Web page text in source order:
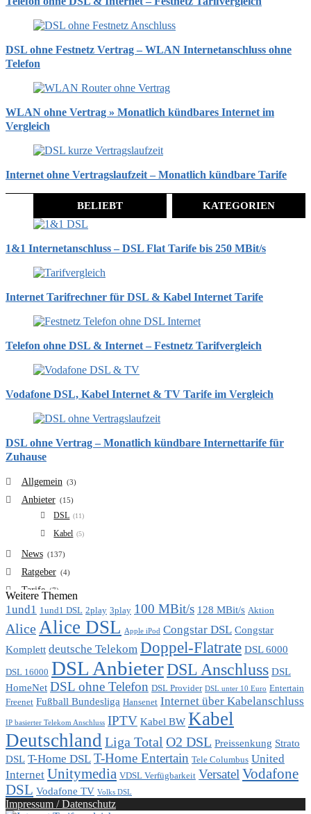
DSL ohne Festnetz Vertrag – WLAN Internetanschluss ohne
Telefon
WLAN ohne Vertrag » Monatlich kündbares Internet im
Vergleich
Internet ohne Vertragslaufzeit – Monatlich kündbare Tarife
BELIEBT KATEGORIEN
1&1 Internetanschluss – DSL Flat Tarife bis 250 MBit/s
Internet Tarifrechner für DSL & Kabel Internet Tarife
Telefon ohne DSL & Internet – Festnetz Tarifvergleich
Vodafone DSL, Kabel Internet & TV Tarife im Vergleich
DSL ohne Vertrag – Monatlich kündbare Internettarife für
Zuhause
Allgemein (3)
Anbieter (15)
DSL (11)
Kabel (5)
News (137)
Ratgeber (4)
Tarife (7)
VDSL (6)
Vergleich (7)
Weitere Themen
1und1 1und1 DSL 2play 3play 100 MBit/s 128 MBit/s Aktion
AliceAlice DSL Apple iPod Congstar DSL Congstar
Komplett deutsche Telekom Doppel-Flatrate DSL 6000
DSL 16000 DSL AnbieterDSL Anschluss DSL
HomeNet DSL ohne Telefon DSL Provider DSL unter 10 Euro Entertain
Freenet Fußball Bundesliga Hansenet Internet über Kabelanschluss
IP basierter Telekom Anschluss IPTV Kabel BW Kabel
Deutschland Liga Total O2 DSL Preissenkung Strato
DSL T-Home DSL T-Home Entertain Tele Columbus United
Internet Unitymedia VDSL Verfügbarkeit Versatel Vodafone
DSL Vodafone TV Volks DSL
Impressum / Datenschutz